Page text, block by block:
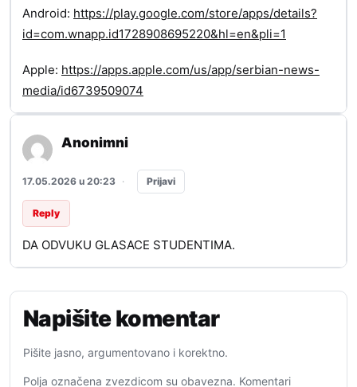
Android: https://play.google.com/store/apps/details?
id=com.wnapp.id1728908695220&hl=en&pli=1
Apple: https://apps.apple.com/us/app/serbian-news-
media/id6739509074
Anonimni
17.05.2026 u 20:23 · Prijavi
Reply
DA ODVUKU GLASACE STUDENTIMA.
Napišite komentar
Pišite jasno, argumentovano i korektno.
Polja označena zvezdicom su obavezna. Komentari